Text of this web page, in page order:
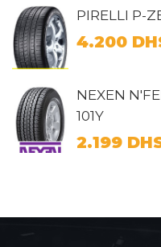
PIRELLI P-
4.200
NEXEN
101Y
2.199